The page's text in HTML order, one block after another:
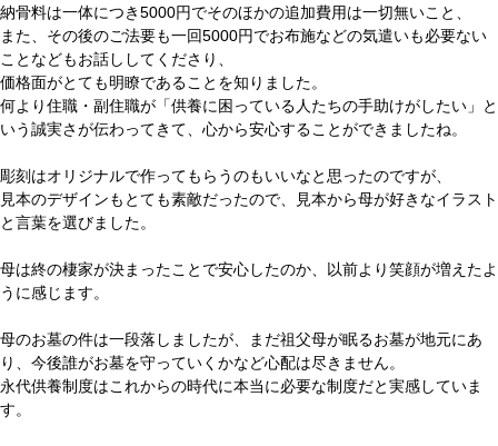
納骨料は一体につき5000円でそのほかの追加費用は一切無いこと、
また、その後のご法要も一回5000円でお布施などの気遣いも必要ない
ことなどもお話ししてくださり、
価格面がとても明瞭であることを知りました。
何より住職・副住職が「供養に困っている人たちの手助けがしたい」と
いう誠実さが伝わってきて、心から安心することができましたね。
彫刻はオリジナルで作ってもらうのもいいなと思ったのですが、
見本のデザインもとても素敵だったので、見本から母が好きなイラスト
と言葉を選びました。
母は終の棲家が決まったことで安心したのか、以前より笑顔が増えたよ
うに感じます。
母のお墓の件は一段落しましたが、まだ祖父母が眠るお墓が地元にあ
り、今後誰がお墓を守っていくかなど心配は尽きません。
永代供養制度はこれからの時代に本当に必要な制度だと実感していま
す。